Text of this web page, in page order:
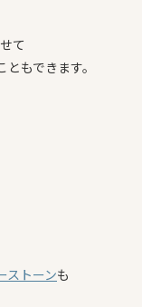
て
もできます。
ストーンも